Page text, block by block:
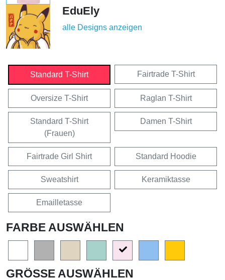
EduEly
alle Designs anzeigen
Standard T-Shirt Fairtrade T-Shirt
Oversize T-Shirt Raglan T-Shirt
Standard T-Shirt
(Frauen)
Damen T-Shirt
Fairtrade Girl Shirt Standard Hoodie
Sweatshirt Keramiktasse
Emailletasse
FARBE AUSWÄHLEN
GRÖSSE AUSWÄHLEN